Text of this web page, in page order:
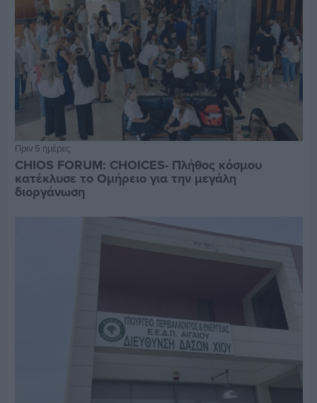
Πριν 5 ημέρες
CHIOS FORUM: CHOICES- Πλήθος κόσμου
κατέκλυσε το Ομήρειο για την μεγάλη
διοργάνωση